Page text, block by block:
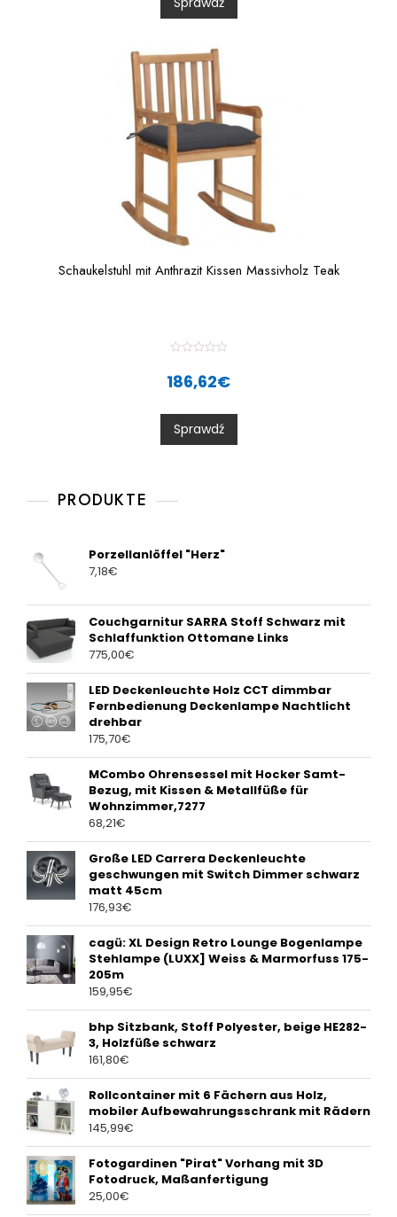
u
t
5
Schaukelstuhl mit Anthrazit Kissen Massivholz Teak
0
o
u
t
186,62€
Sprawdź
PRODUKTE
Porzellanlöffel "Herz"
7,18€
Couchgarnitur SARRA Stoff Schwarz mit
Schlaffunktion Ottomane Links
775,00€
LED Deckenleuchte Holz CCT dimmbar
Fernbedienung Deckenlampe Nachtlicht
drehbar
175,70€
MCombo Ohrensessel mit Hocker Samt-
Bezug, mit Kissen & Metallfüße für
Wohnzimmer,7277
68,21€
Große LED Carrera Deckenleuchte
geschwungen mit Switch Dimmer schwarz
matt 45cm
176,93€
cagü: XL Design Retro Lounge Bogenlampe
Stehlampe (LUXX] Weiss & Marmorfuss 175-
205m
159,95€
bhp Sitzbank, Stoff Polyester, beige HE282-
3, Holzfüße schwarz
161,80€
Rollcontainer mit 6 Fächern aus Holz,
mobiler Aufbewahrungsschrank mit Rädern
145,99€
Fotogardinen "Pirat" Vorhang mit 3D
Fotodruck, Maßanfertigung
25,00€